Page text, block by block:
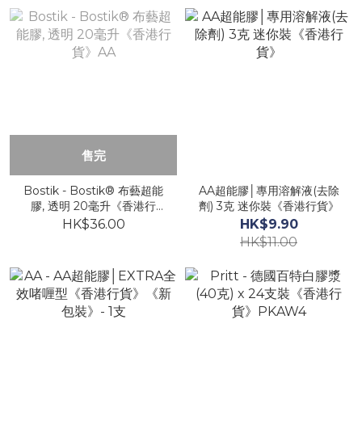
售完
Bostik - Bostik® 布藝超能
膠, 透明 20毫升《香港行
貨》AA
HK$36.00
AA超能膠│專用溶解液(去除
劑) 3克 迷你裝《香港行貨》
HK$9.90
HK$11.00